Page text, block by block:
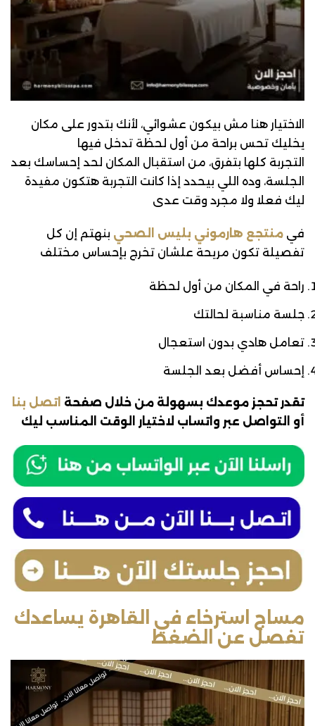
الاختيار هنا مش بيكون عشوائي، لأنك بتدور على مكان
يخليك تحس براحة من أول لحظة تدخل فيها
التجربة كلها بتفرق، من استقبال المكان لحد إحساسك بعد
الجلسة، وده اللي بيحدد إذا كانت التجربة هتكون مفيدة
ليك فعلا ولا مجرد وقت عدى
في منتجع هارموني بليس الصحي بنهتم إن كل
تفصيلة تكون مريحة علشان تخرج بإحساس مختلف
راحة في المكان من أول لحظة
جلسة مناسبة لحالتك
تعامل هادي بدون استعجال
إحساس أفضل بعد الجلسة
تقدر تحجز موعدك بسهولة من خلال صفحة اتصل بنا
أو التواصل عبر واتساب لاختيار الوقت المناسب ليك
مساج استرخاء في القاهرة يساعدك
تفصل عن الضغط